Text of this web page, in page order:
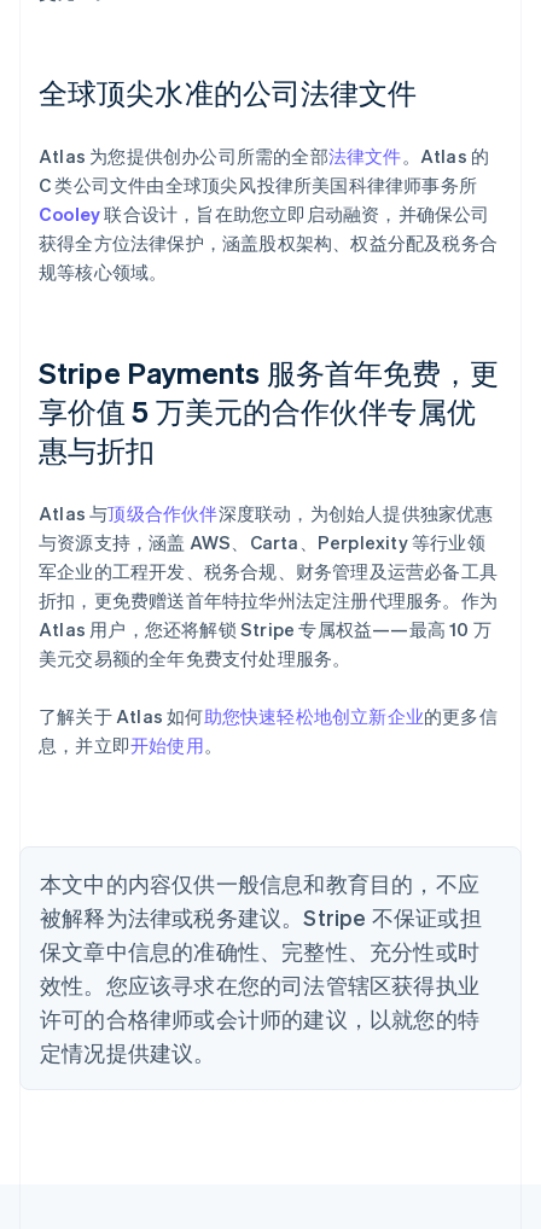
全球顶尖水准的公司法律文件
Atlas 为您提供创办公司所需的全部法律文件。Atlas 的
C 类公司文件由全球顶尖风投律所美国科律律师事务所
Cooley联合设计，旨在助您立即启动融资，并确保公司
获得全方位法律保护，涵盖股权架构、权益分配及税务合
规等核心领域。
Stripe Payments 服务首年免费，更
享价值 5 万美元的合作伙伴专属优
惠与折扣
Atlas 与顶级合作伙伴深度联动，为创始人提供独家优惠
与资源支持，涵盖 AWS、Carta、Perplexity 等行业领
军企业的工程开发、税务合规、财务管理及运营必备工具
折扣，更免费赠送首年特拉华州法定注册代理服务。作为
Atlas 用户，您还将解锁 Stripe 专属权益——最高 10 万
美元交易额的全年免费支付处理服务。
了解关于 Atlas 如何助您快速轻松地创立新企业的更多信
息，并立即开始使用。
本文中的内容仅供一般信息和教育目的，不应
被解释为法律或税务建议。Stripe 不保证或担
保文章中信息的准确性、完整性、充分性或时
效性。您应该寻求在您的司法管辖区获得执业
许可的合格律师或会计师的建议，以就您的特
定情况提供建议。
阿联酋
English
English
爱沙尼亚
English
奥地利
DeutschEnglish
澳大利亚
English
PortuguêsEnglish
保加利亚
English
丹麦
德国
DeutschEnglish
法国
FrançaisEnglish
芬兰
EnglishSvenska